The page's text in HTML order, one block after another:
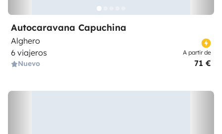
Autocaravana Capuchina
Alghero
6 viajeros
Nuevo
A partir de
71 €